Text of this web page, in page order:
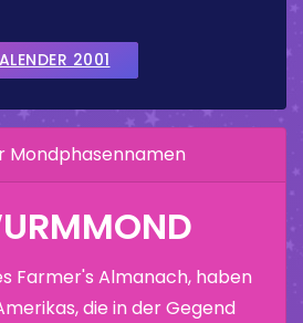
2001
Mondphasennamen
Farmer's Almanach, haben
die in der Gegend